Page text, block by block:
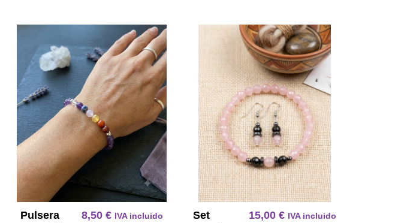
Pendientes Palo Santo Cuarzo Verde Agata Gancho Acero Quirurgico
Pulsera Energetica 7 Chakras En Amatista Facetada
Pulsera
8,50€ IVA incluido
Set
15,00 € IVA incluido